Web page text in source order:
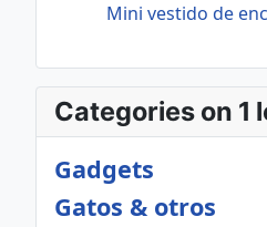
Mini vestido de
Categories on 1
Gadgets
Gatos & otros